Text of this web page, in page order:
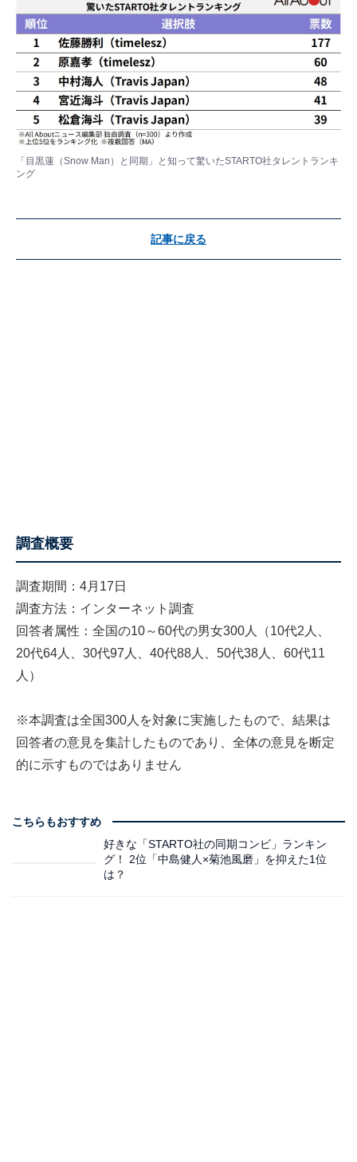
「目黒蓮（Snow Man）と同期」と知って驚いたSTARTO社タレントランキ
ング
記事に戻る
調査概要
調査期間：4月17日
調査方法：インターネット調査
回答者属性：全国の10～60代の男女300人（10代2人、
20代64人、30代97人、40代88人、50代38人、60代11
人）
※本調査は全国300人を対象に実施したもので、結果は
回答者の意見を集計したものであり、全体の意見を断定
的に示すものではありません
こちらもおすすめ
好きな「STARTO社の同期コンビ」ランキン
グ！ 2位「中島健人×菊池風磨」を抑えた1位
は？